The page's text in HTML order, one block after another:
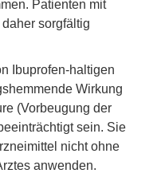
Patienten mit
sorgfältig
Ibuprofen-haltigen
Wirkung
(Vorbeugung der
sein. Sie
nicht ohne
anwenden.